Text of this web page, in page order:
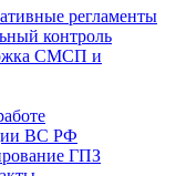
регламенты
контроль
СМСП и
ВС РФ
ГПЗ